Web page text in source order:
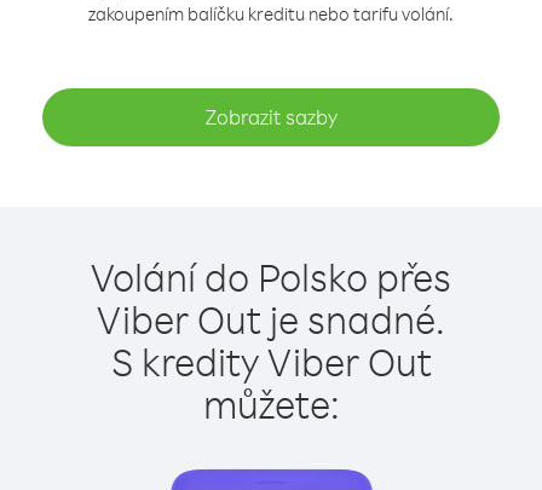
zakoupením balíčku kreditu nebo tarifu volání.
Zobrazit sazby
Volání do Polsko přes
Viber Out je snadné.
S kredity Viber Out
můžete: